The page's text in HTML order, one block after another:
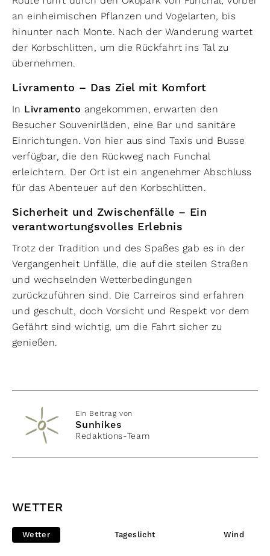
an einheimischen Pflanzen und Vogelarten, bis
hinunter nach Monte. Nach der Wanderung wartet
der Korbschlitten, um die Rückfahrt ins Tal zu
übernehmen.
Livramento – Das Ziel mit Komfort
In Livramento angekommen, erwarten den
Besucher Souvenirläden, eine Bar und sanitäre
Einrichtungen. Von hier aus sind Taxis und Busse
verfügbar, die den Rückweg nach Funchal
erleichtern. Der Ort ist ein angenehmer Abschluss
für das Abenteuer auf den Korbschlitten.
Sicherheit und Zwischenfälle – Ein
verantwortungsvolles Erlebnis
Trotz der Tradition und des Spaßes gab es in der
Vergangenheit Unfälle, die auf die steilen Straßen
und wechselnden Wetterbedingungen
zurückzuführen sind. Die Carreiros sind erfahren
und geschult, doch Vorsicht und Respekt vor dem
Gefährt sind wichtig, um die Fahrt sicher zu
genießen.
Ein Beitrag von
Sunhikes
Redaktions-Team
WETTER
Wetter Tageslicht Wind